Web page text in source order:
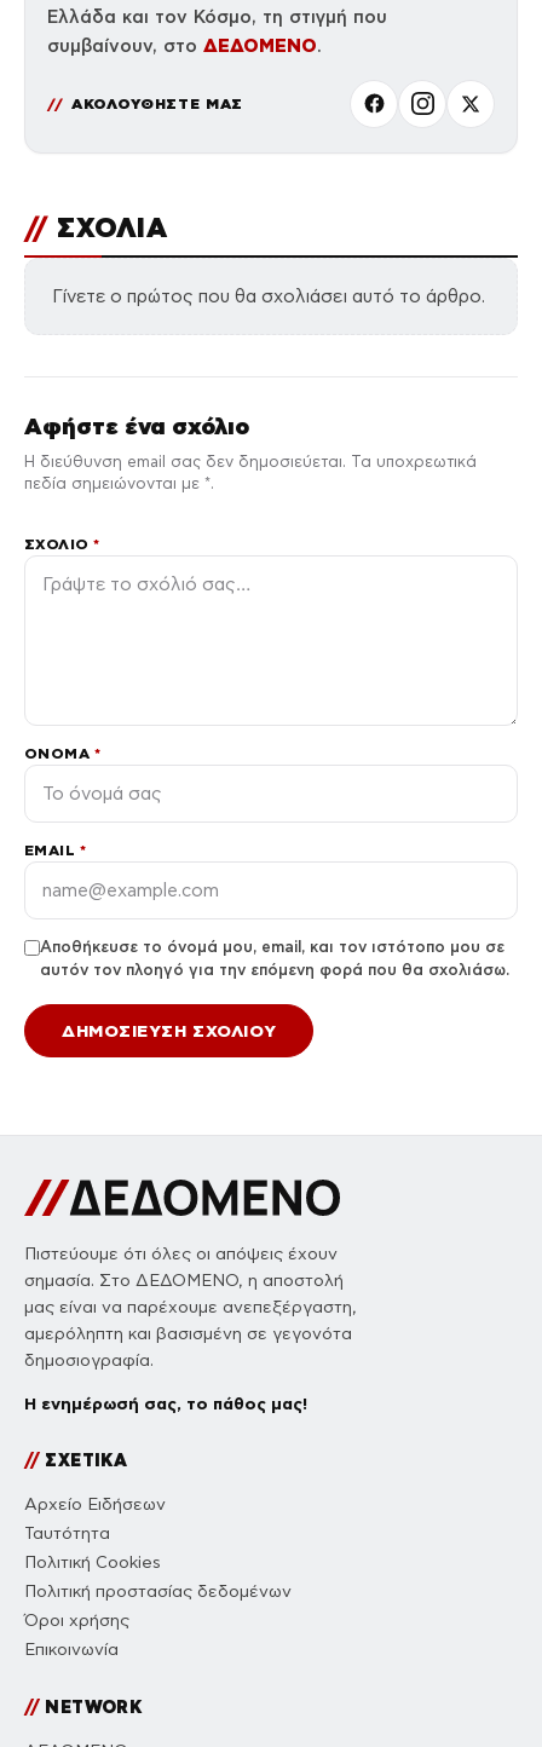
Ελλάδα και τον Κόσμο, τη στιγμή που
συμβαίνουν, στο ΔΕΔΟΜΕΝΟ.
ΑΚΟΛΟΥΘΗΣΤΕ ΜΑΣ
// ΣΧΟΛΙΑ
Γίνετε ο πρώτος που θα σχολιάσει αυτό το άρθρο.
Αφήστε ένα σχόλιο
Η διεύθυνση email σας δεν δημοσιεύεται. Τα υποχρεωτικά
πεδία σημειώνονται με *.
ΣΧΌΛΙΟ*
ΌΝΟΜΑ *
EMAIL *
Αποθήκευσε το όνομά μου, email, και τον ιστότοπο μου σε
αυτόν τον πλοηγό για την επόμενη φορά που θα σχολιάσω.
Πιστεύουμε ότι όλες οι απόψεις έχουν
σημασία. Στο ΔΕΔΟΜΕΝΟ, η αποστολή
μας είναι να παρέχουμε ανεπεξέργαστη,
αμερόληπτη και βασισμένη σε γεγονότα
δημοσιογραφία.
Η ενημέρωσή σας, το πάθος μας!
//ΣΧΕΤΙΚΑ
Αρχείο Ειδήσεων
Ταυτότητα
Πολιτική Cookies
Πολιτική προστασίας δεδομένων
Όροι χρήσης
Επικοινωνία
//NETWORK